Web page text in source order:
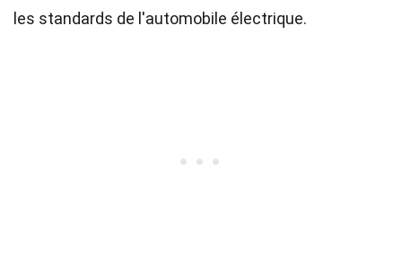
les standards de l'automobile électrique.